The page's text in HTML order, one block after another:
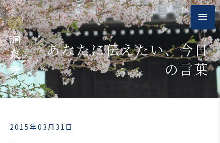
あなたに伝えたい、今日
の言葉
2015年03月31日